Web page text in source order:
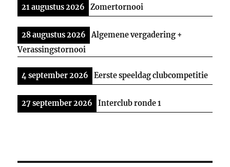
21 augustus 2026 Zomertornooi
28 augustus 2026
Algemene vergadering +
Verassingstornooi
4 september 2026 Eerste speeldag clubcompetitie
27 september 2026 Interclub ronde 1